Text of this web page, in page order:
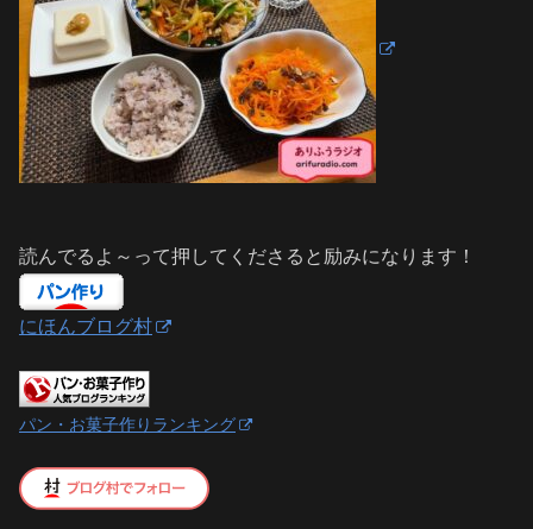
読んでるよ～って押してくださると励みになります！
にほんブログ村
パン・お菓子作りランキング